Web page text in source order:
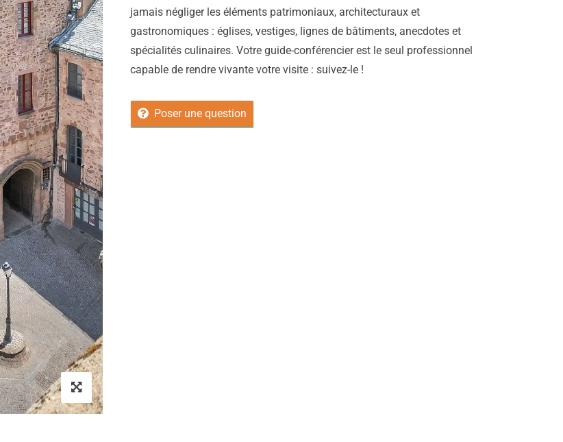
jamais négliger les éléments patrimoniaux, architecturaux et
gastronomiques : églises, vestiges, lignes de bâtiments, anecdotes et
spécialités culinaires. Votre guide-conférencier est le seul professionnel
capable de rendre vivante votre visite : suivez-le !
Poser une question